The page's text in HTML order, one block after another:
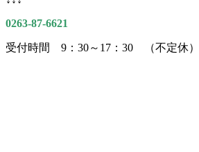
0263-87-6621
受付時間 9：30～17：30 （不定休）